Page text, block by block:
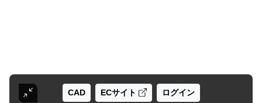
CAD ECサイト ログイン